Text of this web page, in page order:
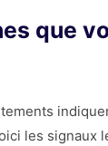
que
les signaux